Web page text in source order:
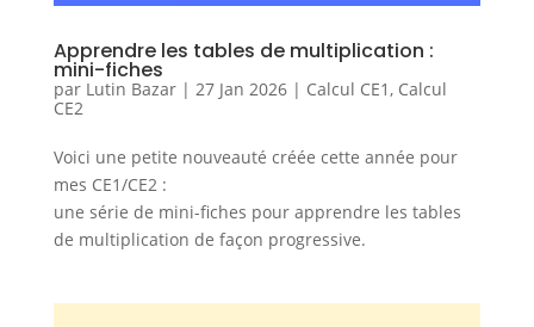
Apprendre les tables de multiplication :
mini-fiches
par Lutin Bazar| 27 Jan 2026| Calcul CE1, Calcul
CE2
Voici une petite nouveauté créée cette année pour
mes CE1/CE2 :
une série de mini-fiches pour apprendre les tables
de multiplication de façon progressive.